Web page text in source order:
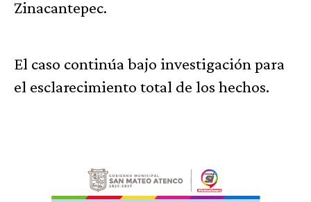
Zinacantepec.
El caso continúa bajo investigación para
el esclarecimiento total de los hechos.